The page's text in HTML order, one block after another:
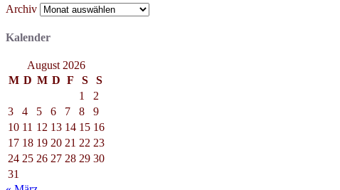
Archiv
Kalender
August 2026
M D M D F S
S
1
2
3
4 5 6 7 8
9
10 11 12 13 14 15 16
17 18 19 20 21 22 23
24 25 26 27 28 29 30
31